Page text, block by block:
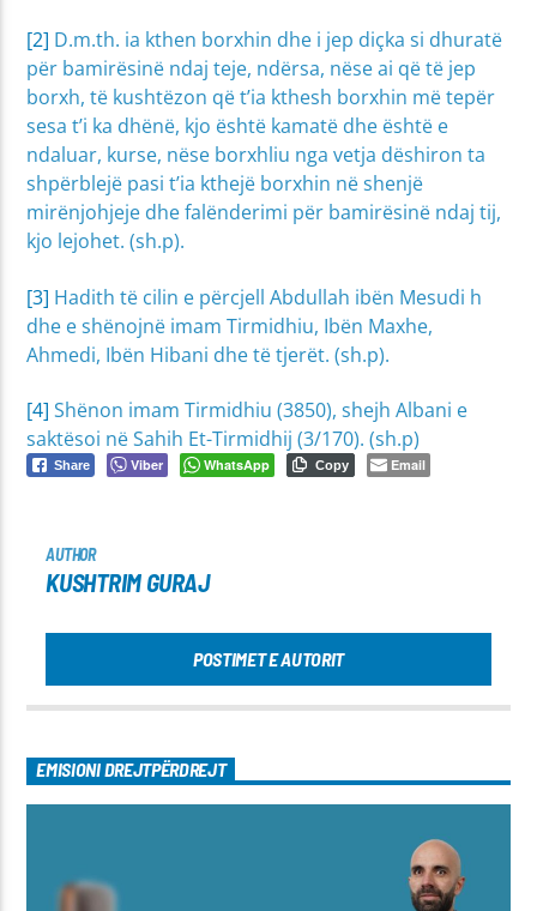
[2] D.m.th. ia kthen borxhin dhe i jep diçka si dhuratë
për bamirësinë ndaj teje, ndërsa, nëse ai që të jep
borxh, të kushtëzon që t’ia kthesh borxhin më tepër
sesa t’i ka dhënë, kjo është kamatë dhe është e
ndaluar, kurse, nëse borxhliu nga vetja dëshiron ta
shpërblejë pasi t’ia kthejë borxhin në shenjë
mirënjohjeje dhe falënderimi për bamirësinë ndaj tij,
kjo lejohet. (sh.p).
[3] Hadith të cilin e përcjell Abdullah ibën Mesudi h
dhe e shënojnë imam Tirmidhiu, Ibën Maxhe,
Ahmedi, Ibën Hibani dhe të tjerët. (sh.p).
[4] Shënon imam Tirmidhiu (3850), shejh Albani e
saktësoi në Sahih Et-Tirmidhij (3/170). (sh.p)
Share Viber WhatsApp Copy Email
AUTHOR
KUSHTRIM GURAJ
POSTIMET E AUTORIT
EMISIONI DREJTPËRDREJT